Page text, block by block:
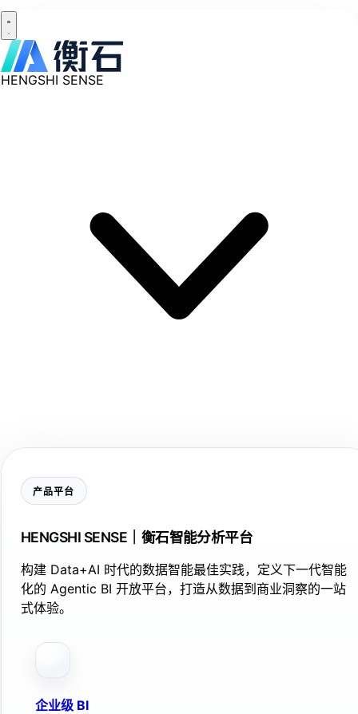
HENGSHI SENSE
产品平台
HENGSHI SENSE｜衡石智能分析平台
构建 Data+AI 时代的数据智能最佳实践，定义下一代智能
化的 Agentic BI 开放平台，打造从数据到商业洞察的一站
式体验。
企业级 BI